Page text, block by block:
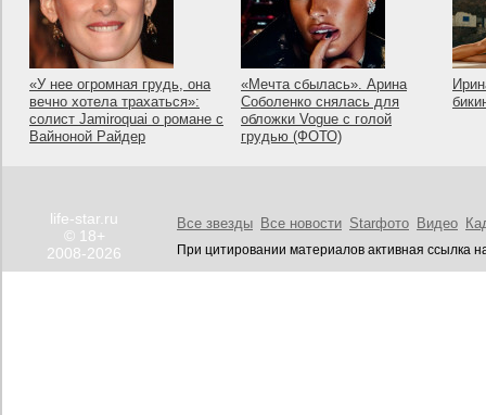
«У нее огромная грудь, она
вечно хотела трахаться»:
солист Jamiroquai о романе с
Вайноной Райдер
«Мечта сбылась». Арина
Соболенко снялась для
обложки Vogue с голой
грудью (ФОТО)
life-star.ru
© 18+
2008-2026
Все звезды Все новости Starфото Видео
При цитировании материалов активная ссылка